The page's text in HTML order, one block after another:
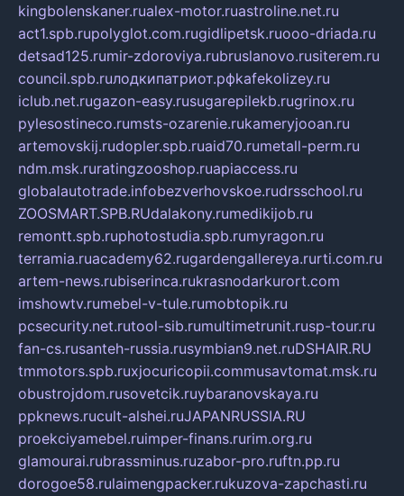
kingbolenskaner.rualex-motor.ruastroline.net.ru
act1.spb.rupolyglot.com.rugidlipetsk.ruooo-driada.ru
detsad125.rumir-zdoroviya.rubruslanovo.rusiterem.ru
council.spb.ruлодкипатриот.рфkafekolizey.ru
iclub.net.rugazon-easy.rusugarepilekb.rugrinox.ru
pylesostineco.rumsts-ozarenie.rukameryjooan.ru
artemovskij.rudopler.spb.ruaid70.rumetall-perm.ru
ndm.msk.ruratingzooshop.ruapiaccess.ru
globalautotrade.infobezverhovskoe.rudrsschool.ru
ZOOSMART.SPB.RUdalakony.rumedikijob.ru
remontt.spb.ruphotostudia.spb.rumyragon.ru
terramia.ruacademy62.rugardengallereya.rurti.com.ru
artem-news.rubiserinca.rukrasnodarkurort.com
imshowtv.rumebel-v-tule.rumobtopik.ru
pcsecurity.net.rutool-sib.rumultimetrunit.rusp-tour.ru
fan-cs.rusanteh-russia.rusymbian9.net.ruDSHAIR.RU
tmmotors.spb.ruxjocuricopii.commusavtomat.msk.ru
obustrojdom.rusovetcik.ruybaranovskaya.ru
ppknews.rucult-alshei.ruJAPANRUSSIA.RU
proekciyamebel.ruimper-finans.rurim.org.ru
glamourai.rubrassminus.ruzabor-pro.ruftn.pp.ru
dorogoe58.rulaimengpacker.rukuzova-zapchasti.ru